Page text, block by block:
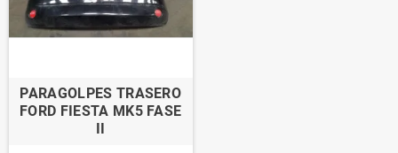
PARAGOLPES TRASERO
FORD FIESTA MK5 FASE